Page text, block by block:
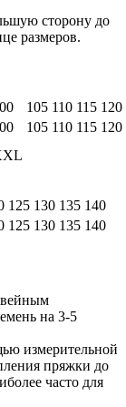
сторону до
размеров.
105 110 115 120
105 110 115 120
125 130 135 140
125 130 135 140
на 3-5
измерительной
пряжки до
часто для